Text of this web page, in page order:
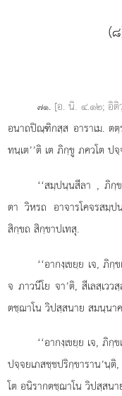
(
๗๑. [อ. นิ. ๔.๑๒; อิ
อนาถปิณฺฑิกสฺส อาราเม. ตตฺ
ทนฺเต’’ติ เต ภิกฺขู ภควโต ป
‘‘สมฺปนฺนสีลา , ภิกฺ
ตา วิหรถ อาจารโคจรสมฺ
สิกฺขถ สิกฺขาปเทสุ.
‘‘อากงฺเขยฺย เจ, ภิ
จ ภาวนีโย จา’ติ, สีเลสฺเว
ตชฺฌาโน วิปสฺสนาย สมนฺนา
‘‘อากงฺเขยฺย เจ, ภิ
ปจฺจยเภสชฺชปริกฺขาราน’นฺ
โต อนิรากตชฺฌาโน วิปสฺสน